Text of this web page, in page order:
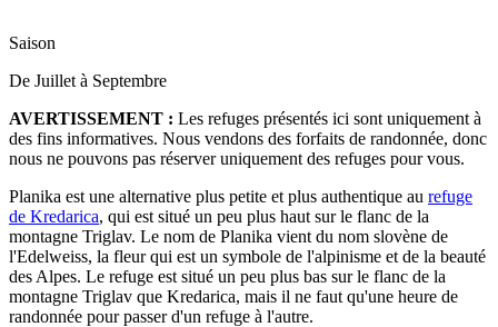
Saison
De Juillet à Septembre
AVERTISSEMENT : Les refuges présentés ici sont uniquement à
des fins informatives. Nous vendons des forfaits de randonnée, donc
nous ne pouvons pas réserver uniquement des refuges pour vous.
Planika est une alternative plus petite et plus authentique au refuge
de Kredarica, qui est situé un peu plus haut sur le flanc de la
montagne Triglav. Le nom de Planika vient du nom slovène de
l'Edelweiss, la fleur qui est un symbole de l'alpinisme et de la beauté
des Alpes. Le refuge est situé un peu plus bas sur le flanc de la
montagne Triglav que Kredarica, mais il ne faut qu'une heure de
randonnée pour passer d'un refuge à l'autre.